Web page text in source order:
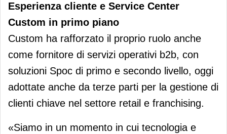
Esperienza cliente e Service Center
Custom in primo piano
Custom ha rafforzato il proprio ruolo anche
come fornitore di servizi operativi b2b, con
soluzioni Spoc di primo e secondo livello, oggi
adottate anche da terze parti per la gestione di
clienti chiave nel settore retail e franchising.
«Siamo in un momento in cui tecnologia e